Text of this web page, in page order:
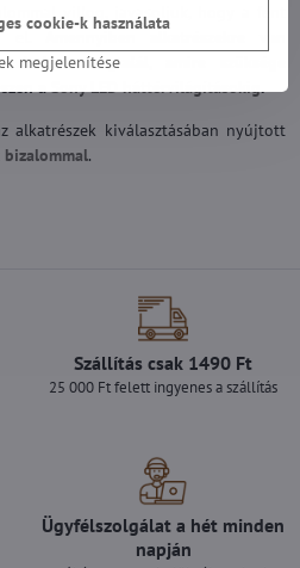
villog, javasoljuk, hogy a fent
el.
mindent megtalál, amire szüksége
aSony LED háttérvilágításokig.
alkatrészek kiválasztásában nyújtott
.
Szállítás csak 1490 Ft
25 000 Ft felett ingyenes a szállítás
Ügyfélszolgálat a hét minden
napján
megjelenítése
cookie-k használata